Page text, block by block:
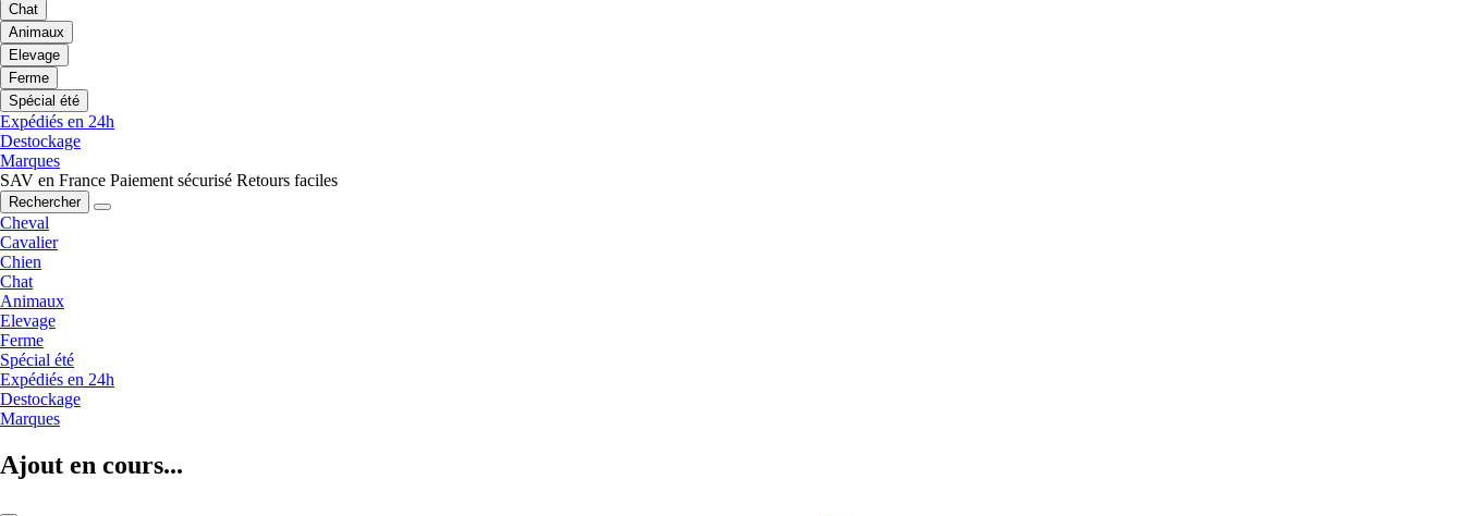
Chat
Animaux
Elevage
Ferme
Spécial été
Expédiés en 24h
Destockage
Marques
SAV en France Paiement sécurisé Retours faciles
Rechercher
Cheval
Cavalier
Chien
Chat
Animaux
Elevage
Ferme
Spécial été
Expédiés en 24h
Destockage
Marques
Ajout en cours...